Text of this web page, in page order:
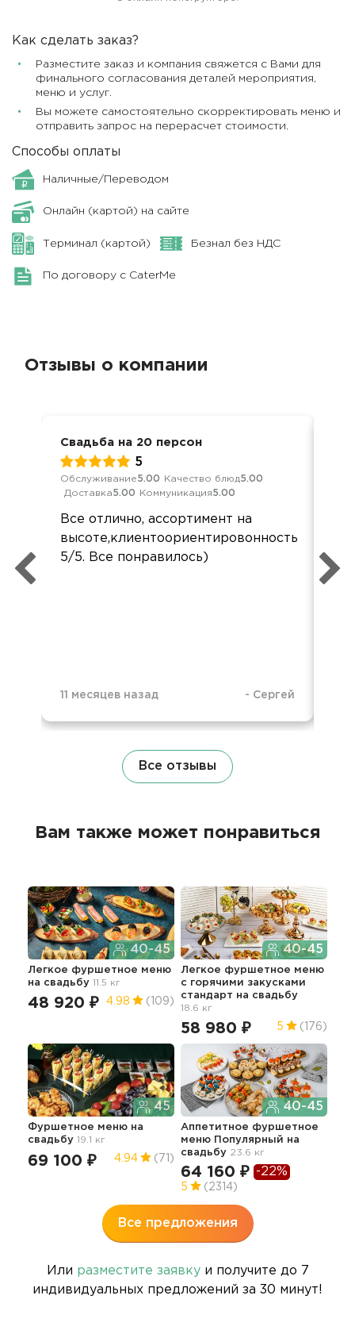
Как сделать заказ?
Разместите заказ и компания свяжется с Вами для
финального согласования деталей мероприятия,
меню и услуг.
Вы можете самостоятельно скорректировать меню и
отправить запрос на перерасчет стоимости.
Способы оплаты
Наличные/Переводом
Онлайн (картой) на сайте
Терминал (картой) Безнал без НДС
По договору с CaterMe
Отзывы о компании
Свадьба на 20 персон
5
Обслуживание5.00 Качество блюд5.00
Доставка5.00 Коммуникация5.00
Все отлично, ассортимент на
высоте,клиентоориентировонность
5/5. Все понравилось)
11 месяцев назад - Сергей
Все отзывы
Вам также может понравиться
40-45
Легкое фуршетное меню
на свадьбу 11.5 кг
48 920 ₽ 4.98 (109)
40-45
Легкое фуршетное меню
c горячими закусками
стандарт на свадьбу
18.6 кг
58 980 ₽ 5 (176)
45
Фуршетное меню на
свадьбу 19.1 кг
69 100 ₽ 4.94 (71)
40-45
Аппетитное фуршетное
меню Популярный на
свадьбу 23.6 кг
64 160 ₽ -22%
5 (2314)
Все предложения
Или разместите заявкуи получите до 7
индивидуальных предложений за 30 минут!